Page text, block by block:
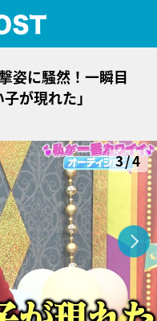
姿に騒然！一瞬目
が現れた」
3/4